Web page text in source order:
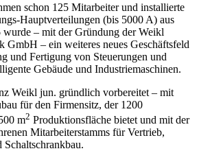
schon 125 Mitarbeiter und installierte
Hauptverteilungen (bis 5000 A) aus
wurde – mit der Gründung der Weikl
GmbH – ein weiteres neues Geschäftsfeld
und Fertigung von Steuerungen und
Gebäude und Industriemaschinen.
Weikl jun. gründlich vorbereitet – mit
für den Firmensitz, der 1200
m2 Produktionsfläche bietet und mit der
Mitarbeiterstamms für Vertrieb,